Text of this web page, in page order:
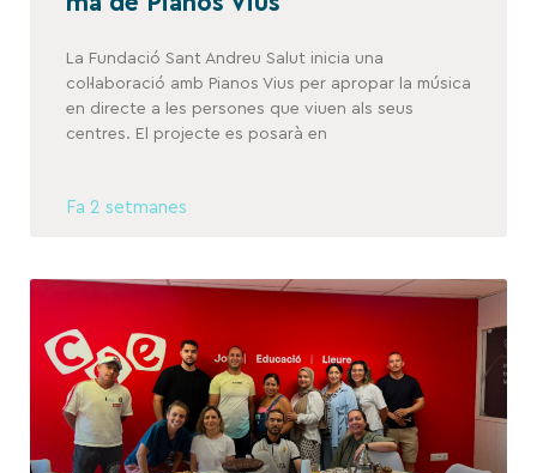
La Fundació Sant Andreu Salut inicia una
col·laboració amb Pianos Vius per apropar la música
en directe a les persones que viuen als seus
centres. El projecte es posarà en
Fa 2 setmanes